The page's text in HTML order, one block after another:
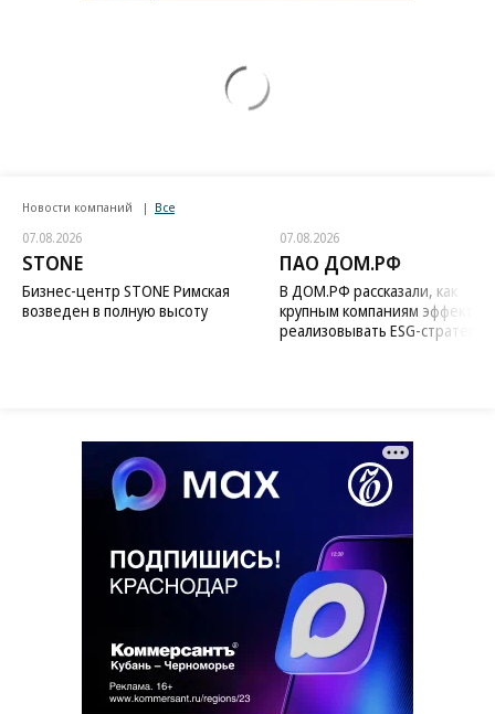
Новости компаний Все
07.08.2026
STONE
Бизнес-центр STONE Римская
возведен в полную высоту
07.08.2026
ПАО ДОМ.РФ
В ДОМ.РФ рассказали, как
крупным компаниям
реализовывать ESG-стратегию